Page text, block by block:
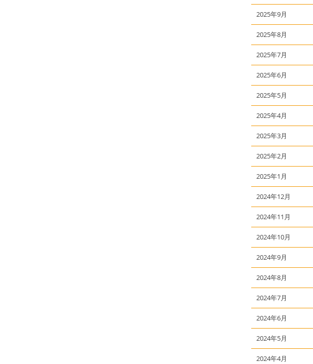
2025年9月
2025年8月
2025年7月
2025年6月
2025年5月
2025年4月
2025年3月
2025年2月
2025年1月
2024年12月
2024年11月
2024年10月
2024年9月
2024年8月
2024年7月
2024年6月
2024年5月
2024年4月